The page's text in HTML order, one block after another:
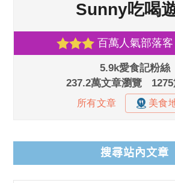
搜尋站內文章